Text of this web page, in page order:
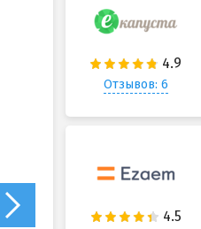
Отзывов: 6